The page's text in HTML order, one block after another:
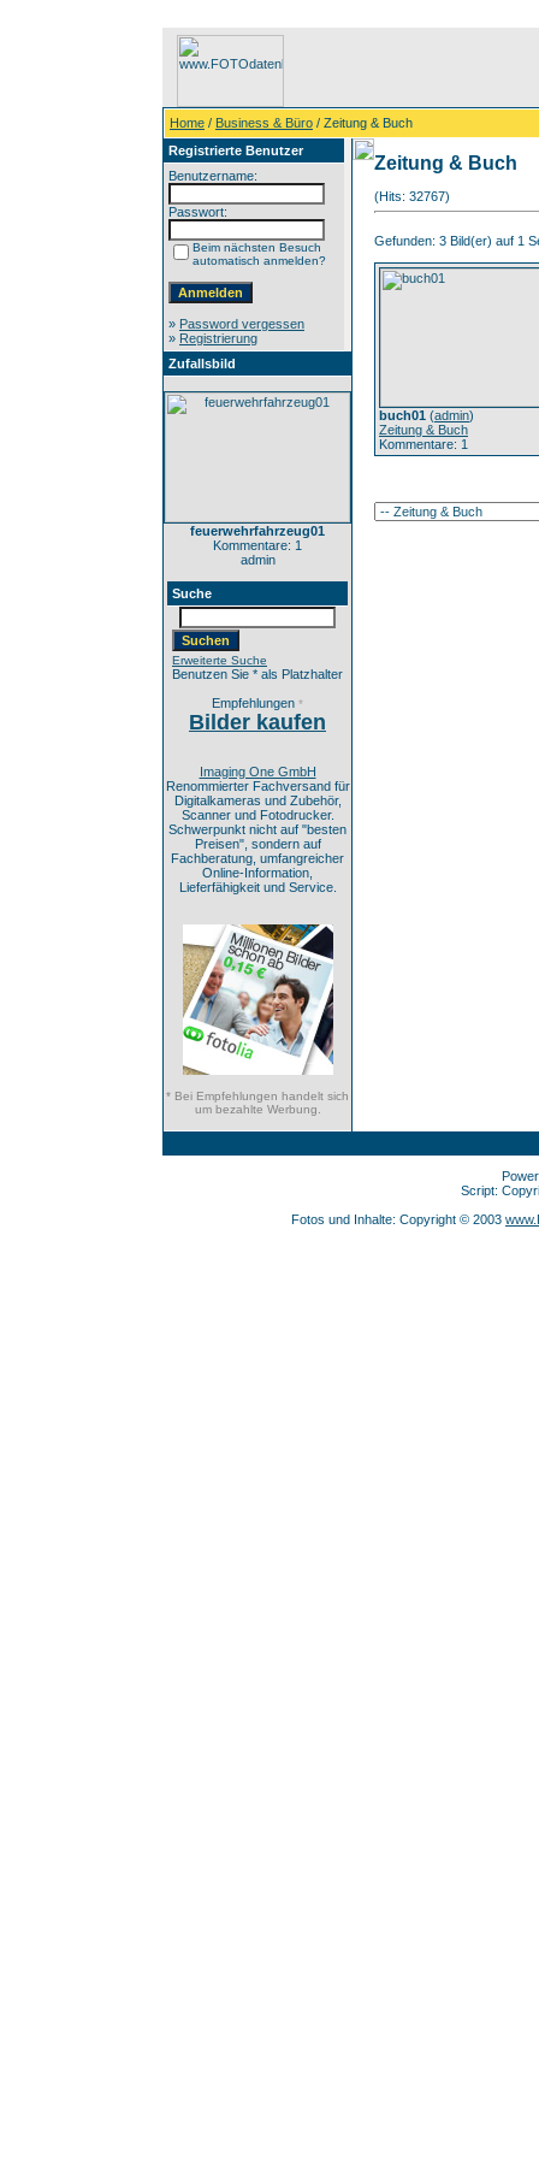
Home / Business & Büro / Zeitung & Buch
Registrierte Benutzer
Benutzername:
Passwort:
Beim nächsten Besuch
automatisch anmelden?
» Password vergessen
» Registrierung
Zufallsbild
feuerwehrfahrzeug01
Kommentare: 1
admin
Suche
Erweiterte Suche
Benutzen Sie * als Platzhalter
Empfehlungen *
Bilder kaufen
Imaging One GmbH
Renommierter Fachversand für
Digitalkameras und Zubehör,
Scanner und Fotodrucker.
Schwerpunkt nicht auf "besten
Preisen", sondern auf
Fachberatung, umfangreicher
Online-Information,
Lieferfähigkeit und Service.
* Bei Empfehlungen handelt sich
um bezahlte Werbung.
Zeitung & Buch
(Hits: 32767)
Gefunden: 3 Bild(er) auf 1
buch01 (admin)
Zeitung & Buch
Kommentare: 1
Script:
Fotos und Inhalte: Copyright © 2003